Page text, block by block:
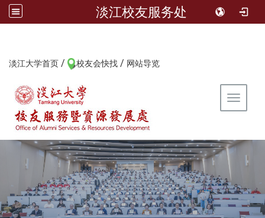
淡江校友服务处
淡江大学首页 / 校友会快找 / 网站导览
Toggle